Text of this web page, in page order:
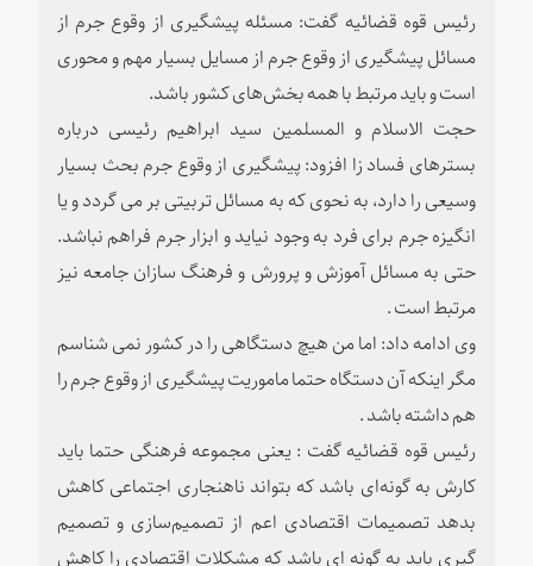
رئیس قوه قضائیه گفت: مسئله پیشگیری از وقوع جرم از
مسائل پیشگیری از وقوع جرم از مسایل بسیار مهم و محوری
است و باید مرتبط با همه بخش‌های کشور باشد.
حجت الاسلام و المسلمین سید ابراهیم رئیسی درباره
بسترهای فساد زا افزود: پیشگیری از وقوع جرم بحث بسیار
وسیعی را دارد، به نحوی که به مسائل تربیتی بر می گردد و یا
انگیزه جرم برای فرد به وجود نیاید و ابزار جرم فراهم نباشد.
حتی به مسائل آموزش و پرورش و فرهنگ سازان جامعه نیز
مرتبط است .
وی ادامه داد: اما من هیچ دستگاهی را در کشور نمی شناسم
مگر اینکه آن دستگاه حتما ماموریت پیشگیری از وقوع جرم را
هم داشته باشد .
رئیس قوه قضائیه گفت : یعنی مجموعه فرهنگی حتما باید
کارش به گونه‌ای باشد که بتواند ناهنجاری اجتماعی کاهش
بدهد تصمیمات اقتصادی اعم از تصمیم‌سازی و تصمیم
گیری باید به گونه ای باشد که مشکلات اقتصادی را کاهش